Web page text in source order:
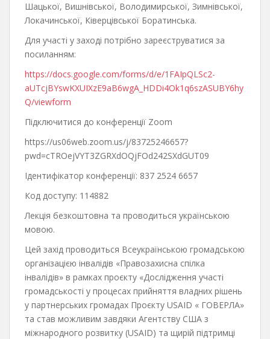
Шацької, Вишнівської, Володимирської, Зимнівської,
Локачинської, Ківерцівської Боратинська.
Для участі у заході потрібно зареєструватися за
посиланням:
https://docs.google.com/forms/d/e/1FAIpQLSc2-
aUTcjBYswKXUIXzE9aB6wgA_HDDi4Ok1q6szASUBY6hy
Q/viewform
Підключитися до конференції Zoom
https://us06web.zoom.us/j/83725246657?
pwd=cTROejVYT3ZGRXdOQjFOd242SXdGUT09
Ідентифікатор конференції: 837 2524 6657
Код доступу: 114882
Лекція безкоштовна та проводиться українською
мовою.
Цей захід проводиться Всеукраїнською громадською
організацією інвалідів «Правозахисна спілка
інвалідів» в рамках проєкту «Дослідження участі
громадськості у процесах прийняття владних рішень
у партнерських громадах Проєкту USAID « ГОВЕРЛА»
та став можливим завдяки Агентству США з
міжнародного розвитку (USAID) та щирій підтримці